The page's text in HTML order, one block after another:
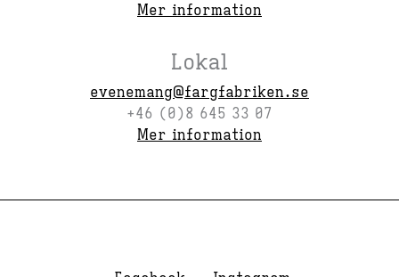
Mer information
Lokal
evenemang@fargfabriken.se
+46 (0)8 645 33 07
Mer information